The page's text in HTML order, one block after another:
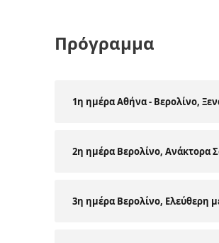
Πρόγραμμα
1η ημέρα Αθήνα - Βερολίνο,
2η ημέρα Βερολίνο, Ανάκτορα
3η ημέρα Βερολίνο, Ελεύθερη